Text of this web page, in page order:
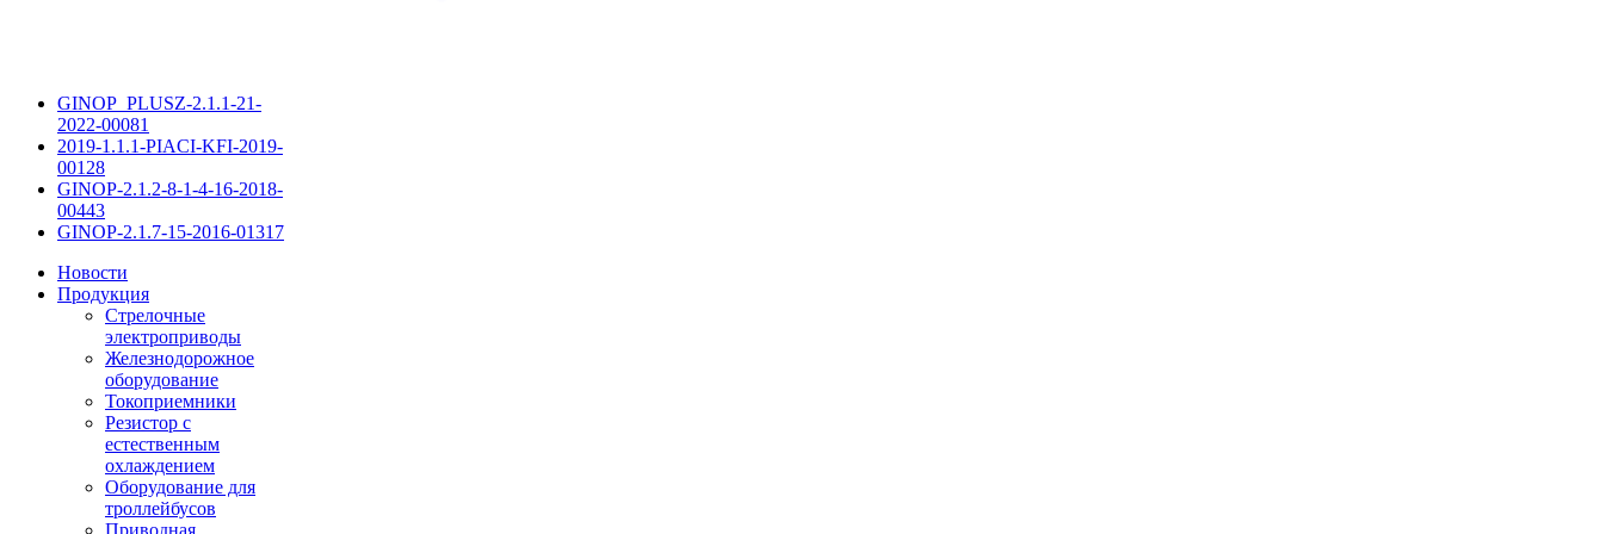
GINOP_PLUSZ-2.1.1-21-
2022-00081
2019-1.1.1-PIACI-KFI-2019-
00128
GINOP-2.1.2-8-1-4-16-2018-
00443
GINOP-2.1.7-15-2016-01317
Новости
Продукция
Стрелочные
электроприводы
Железнодорожное
оборудование
Токоприемники
Резистор с
естественным
охлаждением
Оборудование для
троллейбусов
Приводная